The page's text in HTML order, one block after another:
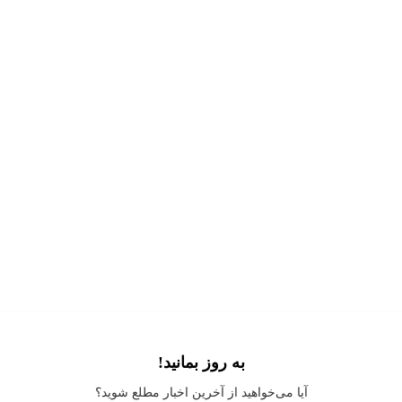
Application error: a client
-side exception has occurred while loading
به روز بمانید!
آیا می‌خواهید از آخرین اخبار مطلع شوید؟